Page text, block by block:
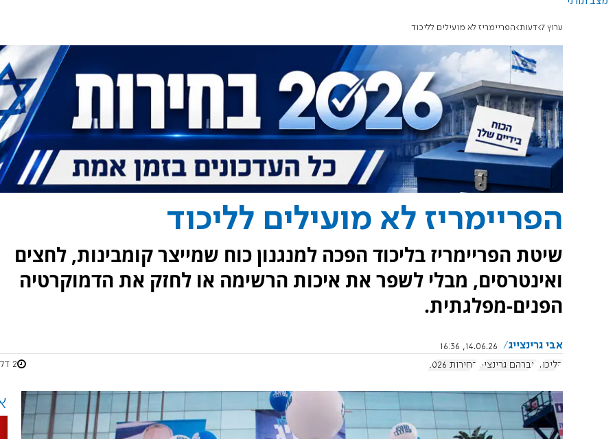
ערוץ 7 דעות הפריימריז לא מועילים לליכוד
הפריימריז לא מועילים לליכוד
שיטת הפריימריז בליכוד הפכה למנגנון כוח שמייצר קומבינות, לחצים
ואינטרסים, מבלי לשפר את איכות הרשימה או לחזק את הדמוקרטיה
הפנים-מפלגתית.
אבי גרינצייג
14.06.26, 16:36
הליכוד
אברהם גרינצייג בחירות 2026 2 דקות